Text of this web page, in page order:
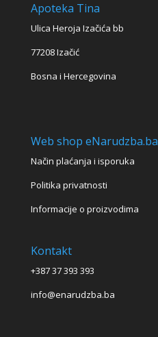
Apoteka Tina
Ulica Heroja Izačića bb
77208 Izačić
Bosna i Hercegovina
Web shop eNarudzba.ba
Način plaćanja i isporuka
Politika privatnosti
Informacije o proizvodima
Kontakt
+387 37 393 393
info@enarudzba.ba